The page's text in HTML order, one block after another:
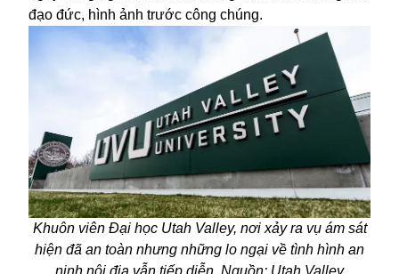
đạo đức, hình ảnh trước công chúng.
Khuôn viên Đại học Utah Valley, nơi xảy ra vụ ám sát
hiện đã an toàn nhưng những lo ngại về tình hình an
ninh nội địa vẫn tiếp diễn. Nguồn: Utah Valley